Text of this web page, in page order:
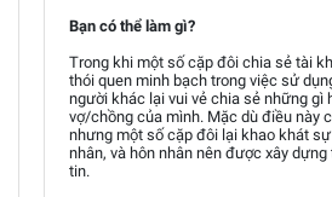
Bạn có thể làm gì?
Trong khi một số cặp đôi chia sẻ tài
thói quen minh bạch trong việc sử
người khác lại vui vẻ chia sẻ những gì
vợ/chồng của mình. Mặc dù điều này
nhưng một số cặp đôi lại khao khát
nhân, và hôn nhân nên được xây
tin.